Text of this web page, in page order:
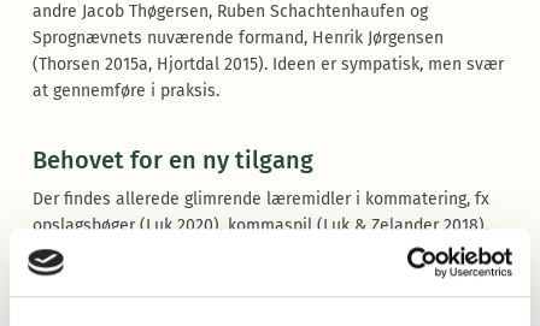
andre Jacob Thøgersen, Ruben Schachtenhaufen og
Sprognævnets nuværende formand, Henrik Jørgensen
(Thorsen 2015a, Hjortdal 2015). Ideen er sympatisk, men svær
at gennemføre i praksis.
Behovet for en ny tilgang
Der findes allerede glimrende læremidler i kommatering, fx
opslagsbøger (Luk 2020), kommaspil (Luk & Zelander 2018),
pædagogiske regelforklaringer på sproget.dk og også
onlinekurser med øvelser og grammatiske forklaringer,